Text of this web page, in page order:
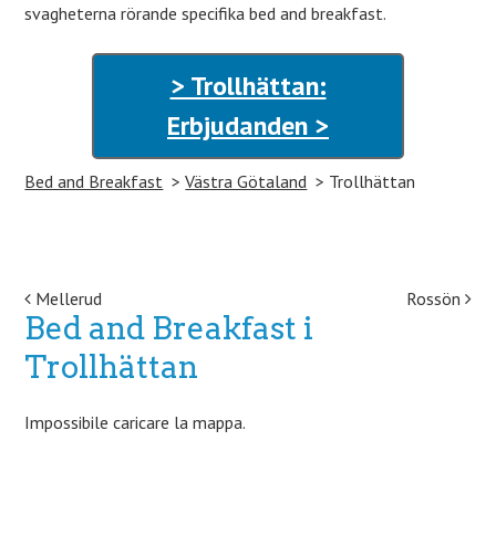
svagheterna rörande specifika bed and breakfast.
> Trollhättan:
Erbjudanden >
Bed and Breakfast Västra Götaland Trollhättan
Post navigation
Mellerud Rossön
Bed and Breakfast i
Trollhättan
Impossibile caricare la mappa.